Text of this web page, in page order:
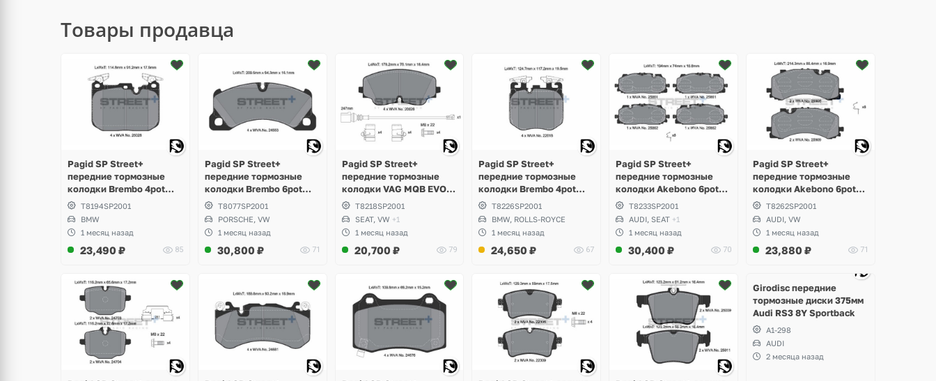
Товары продавца
Pagid SP Street+
передние тормозные
колодки Brembo 4pot
BMW M-Perfomance F-
Series, M2 F87, M3 F80,
M4 F82
T8194SP2001
BMW
1 месяц назад
23,490 ₽ 85
Pagid SP Street+
передние тормозные
колодки Brembo 6pot
Porsche Cayenne 955,
957, Panamera 970, 971,
Volkswagen Touareg GP,
NF
T8077SP2001
PORSCHE, VW
1 месяц назад
30,800 ₽ 71
Pagid SP Street+
передние тормозные
колодки VAG MQB EVO
356мм, Audi S3 8Y,
Volkswagen Golf 8 R,
Tiguan, Arteon, Seat
Leon, Formentor Cupra
T8218SP2001
SEAT, VW +1
1 месяц назад
20,700 ₽ 79
Pagid SP Street+
передние тормозные
колодки Brembo 4pot
395мм BMW G30, G31,
G32, X5 G05, X6 G06, X7
G07, Rolls-Royce
Cullinan, Phantom, Ghost
T8226SP2001
BMW, ROLLS-ROYCE
1 месяц назад
24,650 ₽ 67
Pagid SP Street+
передние тормозные
колодки Akebono 6pot
VAG MLB EVO 350,
375мм, Audi RS3 8Y,
RSQ3 F3, SQ5 FY, S4, RS4
B9, S5, RS5 8W, A6 C8,
A7, Q7, Q8
T8233SP2001
AUDI, SEAT +1
1 месяц назад
30,400 ₽ 70
Pagid SP Street+
передние тормозные
колодки Akebono 6pot
VAG MLB EVO 350,
370мм, Audi A6 Allroad
C8, С9, A7, A8 D5, Q7, Q8,
Volkswagen Touareg
T8262SP2001
AUDI, VW
1 месяц назад
23,880 ₽ 71
1 фото
Girodisc передние
тормозные диски 375мм
Audi RS3 8Y Sportback
A1-298
AUDI
2 месяца назад